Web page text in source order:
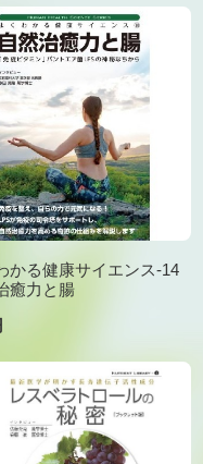
かる健康サイエンス-14
癒力と腸